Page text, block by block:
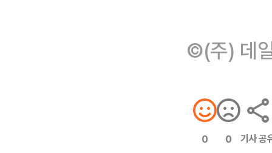
©(주) 데
0 0 기사 공